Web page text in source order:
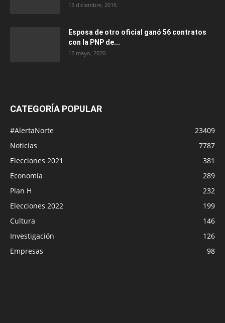
15 diciembre, 2016
Esposa de otro oficial ganó 56 contratos
con la PNP de...
12 mayo, 2020
CATEGORÍA POPULAR
#AlertaNorte
23409
Noticias
7787
Elecciones 2021
381
Economía
289
Plan H
232
Elecciones 2022
199
Cultura
146
Investigación
126
Empresas
98